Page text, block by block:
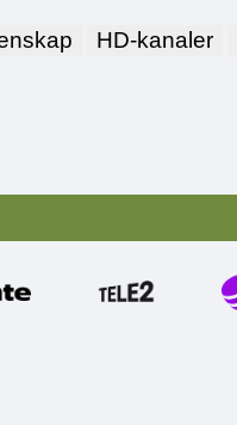
HD-kanaler